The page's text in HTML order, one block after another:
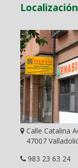
Calle Catalina
47007
983 23 63 24